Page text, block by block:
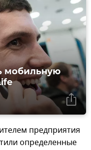
мобильную
предприятия
определенные